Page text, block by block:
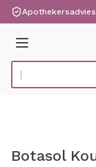
Ga naar de inhoud
Apothekersadvies
Menu
Product, merk,
Botasol